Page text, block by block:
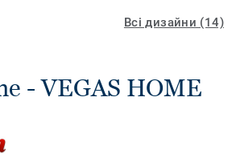
Всі дизайни (14)
- VEGAS HOME